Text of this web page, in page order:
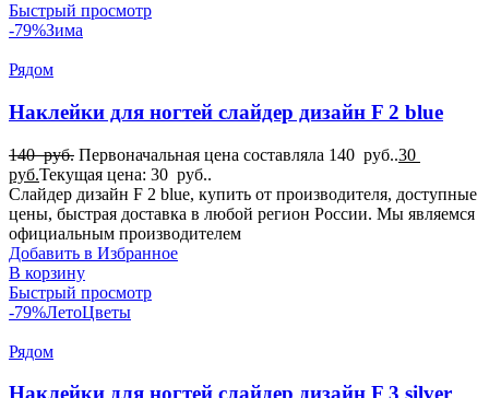
Быстрый просмотр
-79%Зима
Рядом
Наклейки для ногтей слайдер дизайн F 2 blue
140руб. Первоначальная цена составляла 140 руб..30
руб.Текущая цена: 30 руб..
Слайдер дизайн F 2 blue, купить от производителя, доступные
цены, быстрая доставка в любой регион России. Мы являемся
официальным производителем
Добавить в Избранное
В корзину
Быстрый просмотр
-79%ЛетоЦветы
Рядом